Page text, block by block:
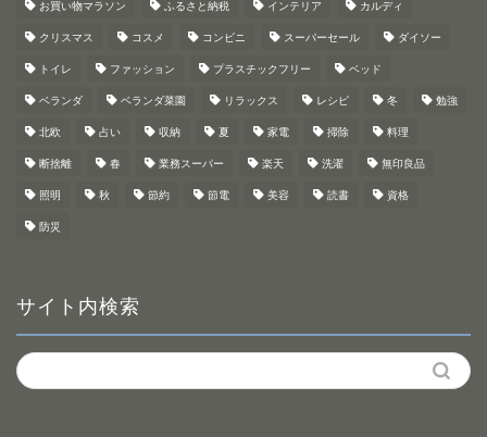
お買い物マラソン ふるさと納税 インテリア カルディ
クリスマス コスメ コンビニ スーパーセール ダイソー
トイレ ファッション プラスチックフリー ベッド
ベランダ ベランダ菜園 リラックス レシピ 冬 勉強
北欧 占い 収納 夏 家電 掃除 料理
断捨離 春 業務スーパー 楽天 洗濯 無印良品
照明 秋 節約 節電 美容 読書 資格
防災
サイト内検索